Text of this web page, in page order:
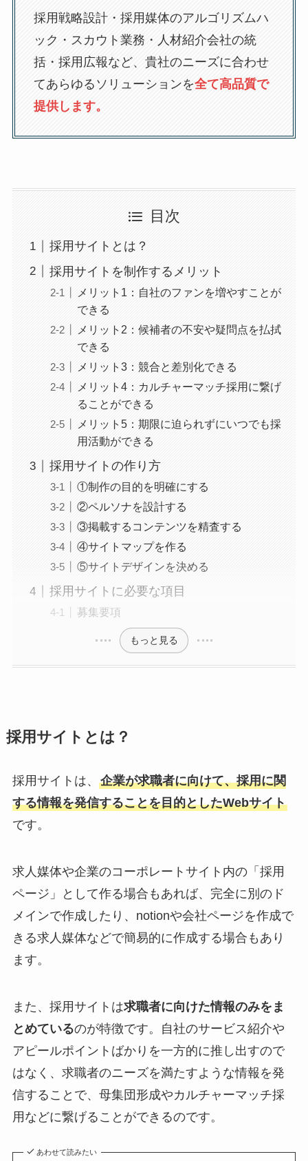
採用戦略設計・採用媒体のアルゴリズムハ
ック・スカウト業務・人材紹介会社の統
括・採用広報など、貴社のニーズに合わせ
てあらゆるソリューションを全て高品質で
提供します。
目次
採用サイトとは？
採用サイトを制作するメリット
メリット1：自社のファンを増やすことが
できる
メリット2：候補者の不安や疑問点を払拭
できる
メリット3：競合と差別化できる
メリット4：カルチャーマッチ採用に繋げ
ることができる
メリット5：期限に迫られずにいつでも採
用活動ができる
採用サイトの作り方
①制作の目的を明確にする
②ペルソナを設計する
③掲載するコンテンツを精査する
④サイトマップを作る
⑤サイトデザインを決める
採用サイトに必要な項目
募集要項
もっと見る
採用サイトとは？
採用サイトは、 企業が求職者に向けて、採用に関
する情報を発信することを目的としたWebサイト
です。
求人媒体や企業のコーポレートサイト内の「採用
ページ」として作る場合もあれば、完全に別のド
メインで作成したり、notionや会社ページを作成で
きる求人媒体などで簡易的に作成する場合もあり
ます。
また、採用サイトは求職者に向けた情報のみをま
とめているのが特徴です。自社のサービス紹介や
アピールポイントばかりを一方的に推し出すので
はなく、求職者のニーズを満たすような情報を発
信することで、母集団形成やカルチャーマッチ採
用などに繋げることができるのです。
あわせて読みたい